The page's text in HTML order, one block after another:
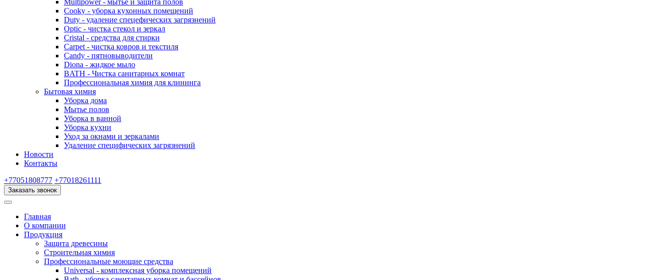
Multipower - мытье и защита полов
Cooky - уборка кухонных помещений
Duty - удаление спецефических загрязнений
Optic - чистка стекол и зеркал
Cristal - средства для стирки
Carpet - чистка ковров и текстиля
Candy - пятновыводители
Diona - жидкое мыло
BATH - Чистка санитарных комнат
Профессиональная химия для клининга
Бытовая химия
Уборка дома
Мытье полов
Уборка в ванной
Уборка кухни
Уход за окнами и зеркалами
Удаление специфических загрязнений
Новости
Контакты
+77051808777 +77018261111
Заказать звонок
Главная
О компании
Продукция
Защита древесины
Строительная химия
Профессиональные моющие средства
Universal - комплексная уборка помещений